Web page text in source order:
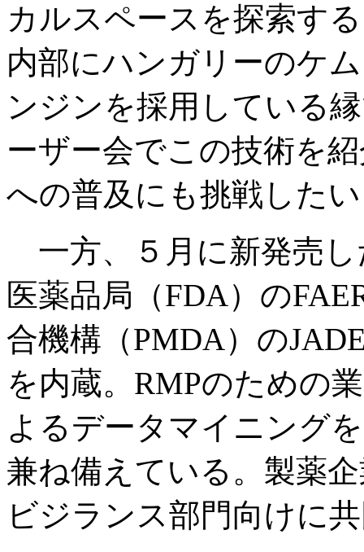
カルスペースを探索す
内部にハンガリーのケ
ンジンを採用している
ーザー会でこの技術を
への普及にも挑戦した
一方、５月に新発売し
医薬品局（FDA）の
合機構（PMDA）の
を内蔵。RMPのための
よるデータマイニング
兼ね備えている。製薬
ビジランス部門向けに